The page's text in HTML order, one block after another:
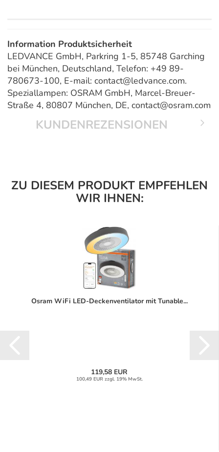
Information Produktsicherheit
LEDVANCE GmbH, Parkring 1-5, 85748 Garching
bei München, Deutschland, Telefon: +49 89-
780673-100, E-mail: contact@ledvance.com.
Speziallampen: OSRAM GmbH, Marcel-Breuer-
Straße 4, 80807 München, DE, contact@osram.com
KUNDENREZENSIONEN
ZU DIESEM PRODUKT EMPFEHLEN
WIR IHNEN:
Osram WiFi LED-Deckenventilator mit Tunable...
119,58 EUR
100,49 EUR zzgl. 19% MwSt.